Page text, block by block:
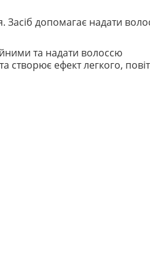
Засіб допомагає надати
та надати волоссю
створює ефект легкого,